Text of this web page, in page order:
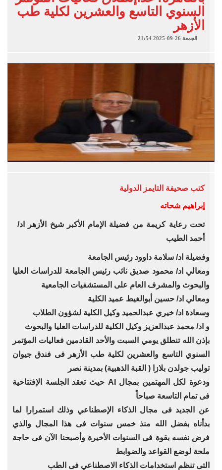
السنوي التاسع والعشرين لكلية طب
الأزهر
الجمعة 26-09-2025 21:54
كتب صحيفة التايمز الدولية
إبراهيم شحاته
تحت رعاية كريمة من فضيلة الإمام الأكبر شيخ الأزهر اد/
أحمد الطيب
وفضيلة اد/ سلامة داوود رئيس الجامعة
ومعالي اد/ محمود صديق نائب رئيس الجامعة للدراسات العليا
والبحوث والمشرف العام على المستشفيات الجامعية
ومعالي اد/ حسين أبوالغيط عميد الكلية
وسعادة اد/ خيري عبدالحميد وكيل الكلية لشؤون الطلاب
و اد/ محمد عبدالعزيز وكيل الكلية للدراسات العليا والبحوث
بإذن الله تنطلق يومي السبت والأحد القادمين فعاليات المؤتمر
السنوي التاسع والعشرين لكلية طب الأزهر فى فندق جيوان
توليب جولدن بلازا ( القبة الذهبية) بمدينة نصر
ودعوة لكل المهتمين بمجال AI حيث تعقد الجلسة الإفتتاحية
فى تمام التاسعة صباحاً
عن الجديد فى مجال الذكاء الإصطناعي وذلك استمرارا لما
بدأناه بفضل الله منذ خمس سنوات فى هذا المجال والذي
فرض نفسه بقوة فى السنوات الأخيرة وأصبحنا الآن فى حاجة
ملحة لوضع القواعد والضوابط
التى تنظم استخدامات الذكاء الاصطناعي فى الطب